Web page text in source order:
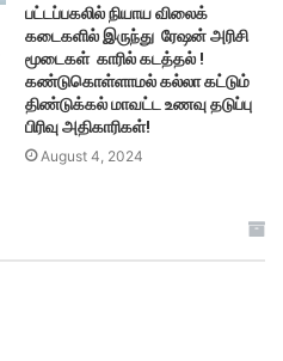
பட்டப்பகலில் நியாய விலைக்
கடைகளில் இருந்து ரேஷன் அரிசி
மூடைகள் காரில் கடத்தல் !
கண்டுகொள்ளாமல் கல்லா கட்டும்
திண்டுக்கல் மாவட்ட உணவு தடுப்பு
பிரிவு அதிகாரிகள்!
August 4, 2024